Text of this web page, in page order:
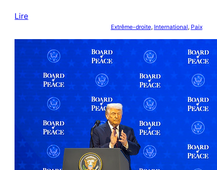
Lire
Extrême-droite, International, Paix